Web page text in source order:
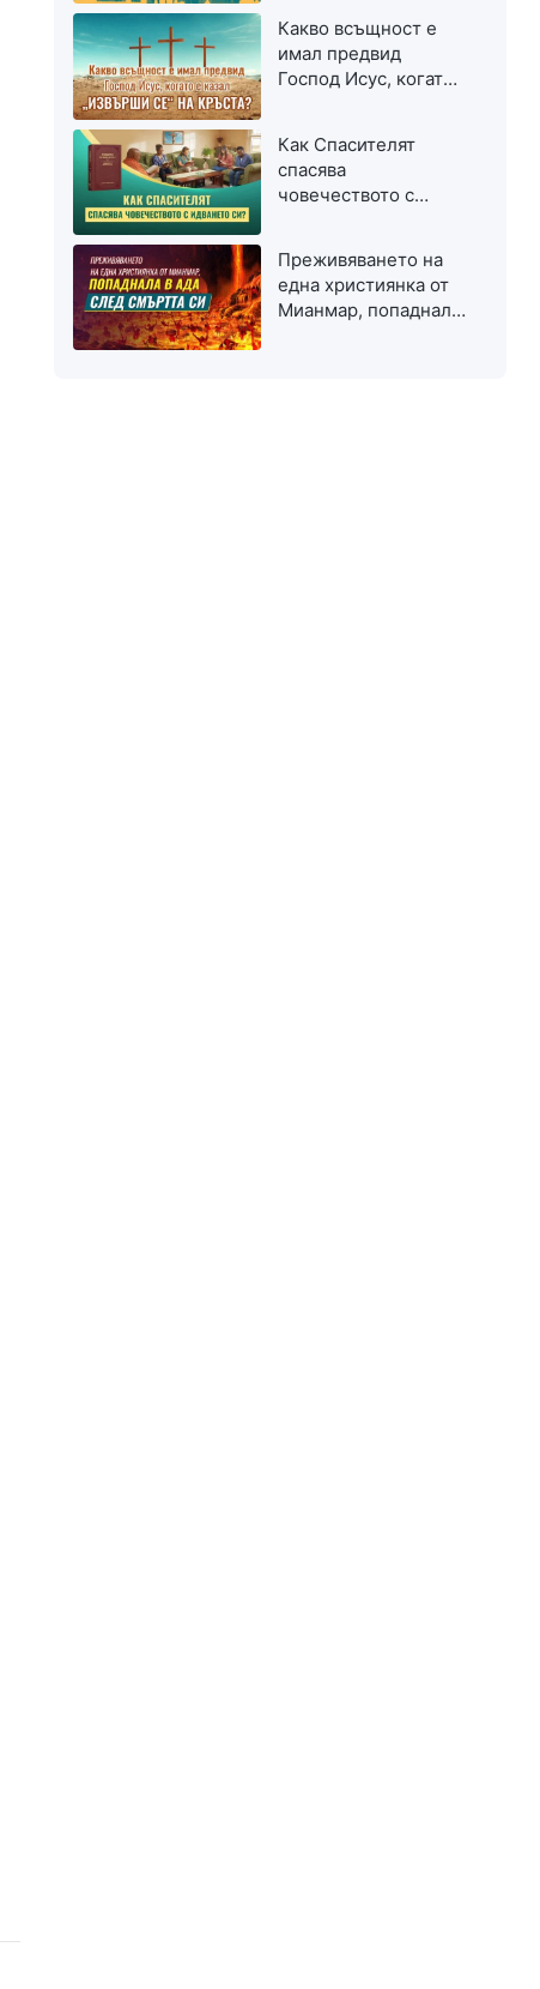
Какво всъщност е
имал предвид
Господ Исус, когато
Как Спасителят
спасява
човечеството с
Преживяването на
една християнка от
Мианмар, попаднала